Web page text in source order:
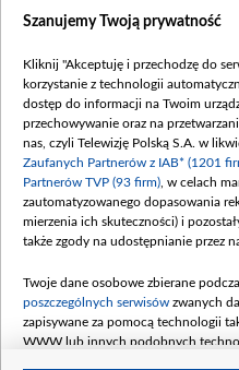
Dofinansowanie 635
(wpłata wrzesień
mln, listopad 265
Dofinansowanie 48
Data podpisania
(wpłata grudzień
Dofinansowanie 900
Data podpisania
kwiecień 180 mln, 7
czerwca 90 mln)
Dofinansowanie 250
Szanujemy Twoją prywatność
Kliknij "Akceptuję i przechodzę do
korzystanie z technologii
dostęp do informacji na Twoim
przechowywanie oraz na
nas, czyli Telewizję Polską S.A. w
Zaufanych Partnerów z IAB* (1201
Partnerów TVP (93 firm) , w celach
zautomatyzowanego dopasowania
mierzenia ich skuteczności) i
także zgody na udostępnianie przez
Twoje dane osobowe zbierane
poszczególnych serwisów zwanych
zapisywane za pomocą technologii
WWW lub innych podobnych